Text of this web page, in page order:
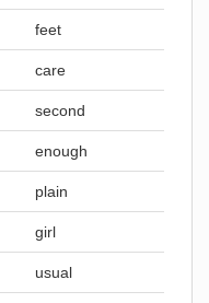
feet
care
second
enough
plain
girl
usual